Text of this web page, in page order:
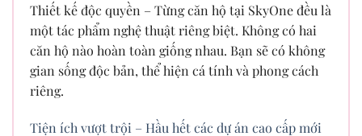
Thiết kế độc quyền – Từng căn hộ tại SkyOne đều là
một tác phẩm nghệ thuật riêng biệt. Không có hai
căn hộ nào hoàn toàn giống nhau. Bạn sẽ có không
gian sống độc bản, thể hiện cá tính và phong cách
riêng.
Tiện ích vượt trội – Hầu hết các dự án cao cấp mới